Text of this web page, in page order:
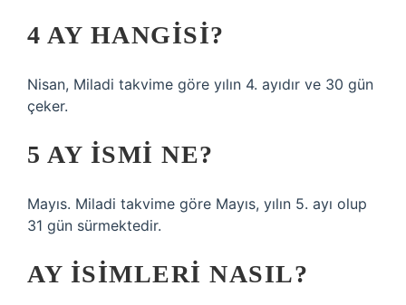
4 AY HANGISI?
Nisan, Miladi takvime göre yılın 4. ayıdır ve 30 gün
çeker.
5 AY ISMI NE?
Mayıs. Miladi takvime göre Mayıs, yılın 5. ayı olup
31 gün sürmektedir.
AY ISIMLERI NASIL?